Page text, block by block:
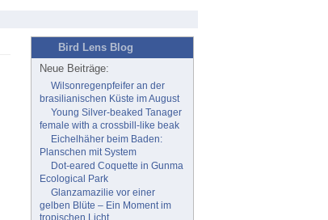
Bird Lens Blog
Neue Beiträge:
Wilsonregenpfeifer an der
brasilianischen Küste im August
Young Silver-beaked Tanager
female with a crossbill-like beak
Eichelhäher beim Baden:
Planschen mit System
Dot-eared Coquette in Gunma
Ecological Park
Glanzamazilie vor einer
gelben Blüte – Ein Moment im